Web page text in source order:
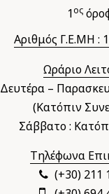
1ος
Αριθμός Γ.Ε.ΜΗ :
Ωράριο
Δευτέρα –
(Κατόπιν
Σάββατο :
Τηλέφωνα
(+30) 211